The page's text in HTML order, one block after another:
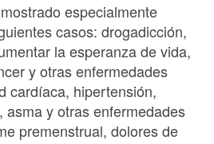
especialmente
casos: drogadicción,
la esperanza de vida,
y otras enfermedades
cardíaca, hipertensión,
asma y otras enfermedades
premenstrual, dolores de